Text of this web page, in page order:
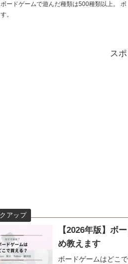
ボードゲームで遊んだ種類は500種類以上。
す。
ス
【2026年版】ボ
め教えます
ボードゲームはどこ